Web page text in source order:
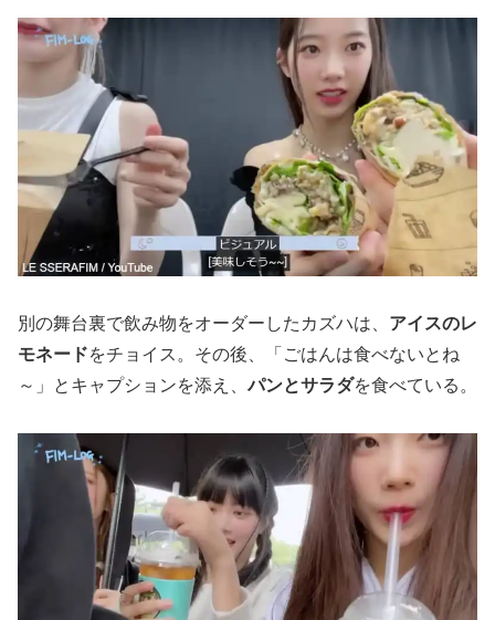
別の舞台裏で飲み物をオーダーしたカズハは、 アイスのレ
モネードをチョイス。その後、「ごはんは食べないとね
～」とキャプションを添え、パンとサラダを食べている。